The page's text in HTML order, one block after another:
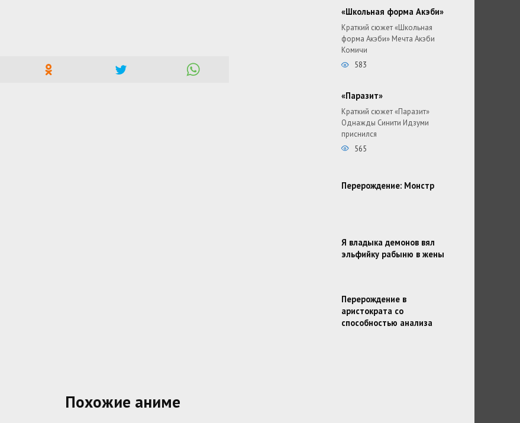
«Школьная форма Акэби»
Краткий сюжет «Школьная
форма Акэби» Мечта Акэби
Комичи
583
«Паразит»
Краткий сюжет «Паразит»
Однажды Синити Идзуми
приснился
565
Перерождение: Монстр
Я владыка демонов вял
эльфийку рабыню в жены
Перерождение в
аристократа со
способностью анализа
Похожие аниме